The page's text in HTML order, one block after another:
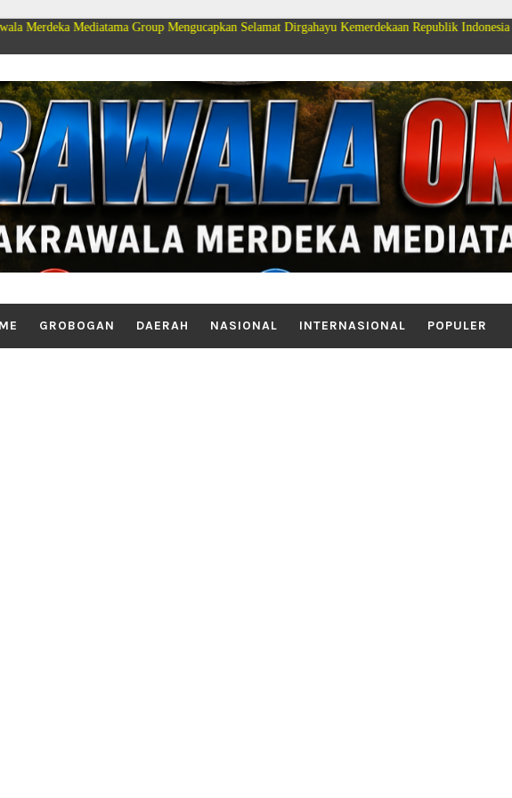
Group Mengucapkan Selamat Dirgahayu Kemerdekaan Republik Indonesia ke 81
GROBOGAN DAERAH NASIONAL INTERNASIONAL POPULER